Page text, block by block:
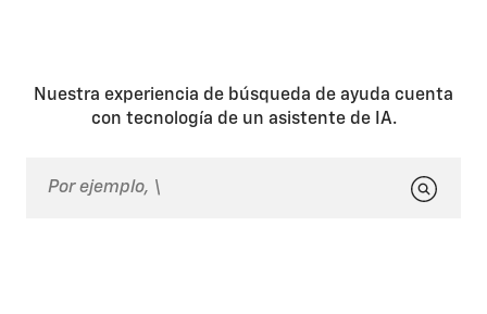
botones de liberación de la Midgate. Además,
asegúrate de que los anclajes de ambas puertas (las
puertas de paso de tamaño 60 y 40 de la Midgate) y
extraído. Si cualquiera de los anclajes de la Midgate
Nuestra experiencia de búsqueda de ayuda cuenta
con tecnología de un asistente de IA.